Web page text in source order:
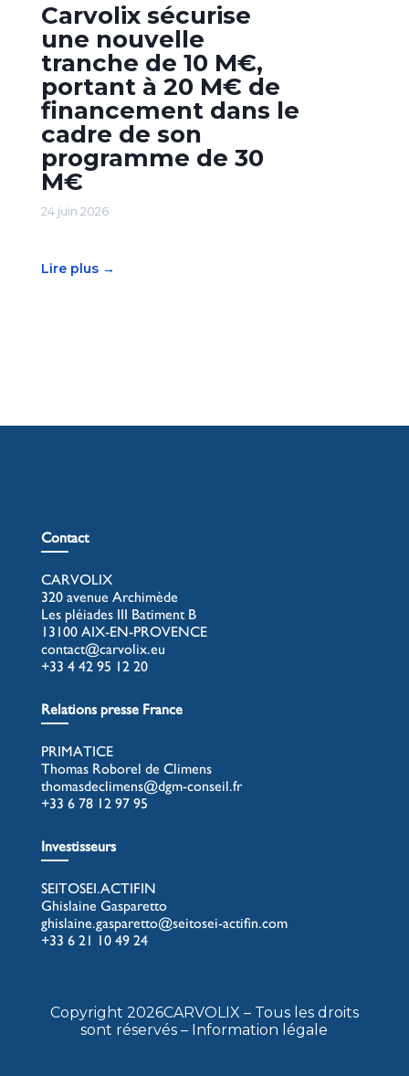
Carvolix sécurise
une nouvelle
tranche de 10 M€,
portant à 20 M€ de
financement dans le
cadre de son
programme de 30
M€
24 juin 2026
Lire plus →
Contact
CARVOLIX
320 avenue Archimède
Les pléiades III Batiment B
13100 AIX-EN-PROVENCE
contact@carvolix.eu
+33 4 42 95 12 20
Relations presse France
PRIMATICE
Thomas Roborel de Climens
thomasdeclimens@dgm-conseil.fr
+33 6 78 12 97 95
Investisseurs
SEITOSEI.ACTIFIN
Ghislaine Gasparetto
ghislaine.gasparetto@seitosei-actifin.com
+33 6 21 10 49 24
Copyright 2026CARVOLIX – Tous les droits
sont réservés – Information légale